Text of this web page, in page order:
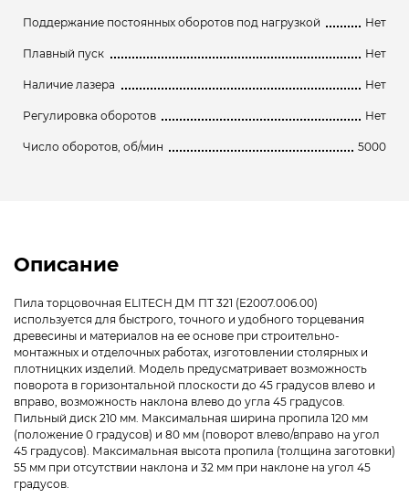
Поддержание постоянных оборотов под нагрузкой Нет
Плавный пуск Нет
Наличие лазера Нет
Регулировка оборотов Нет
Число оборотов, об/мин 5000
Описание
Пила торцовочная ELITECH ДМ ПТ 321 (E2007.006.00)
используется для быстрого, точного и удобного торцевания
древесины и материалов на ее основе при строительно-
монтажных и отделочных работах, изготовлении столярных и
плотницких изделий. Модель предусматривает возможность
поворота в горизонтальной плоскости до 45 градусов влево и
вправо, возможность наклона влево до угла 45 градусов.
Пильный диск 210 мм. Максимальная ширина пропила 120 мм
(положение 0 градусов) и 80 мм (поворот влево/вправо на угол
45 градусов). Максимальная высота пропила (толщина заготовки)
55 мм при отсутствии наклона и 32 мм при наклоне на угол 45
градусов.